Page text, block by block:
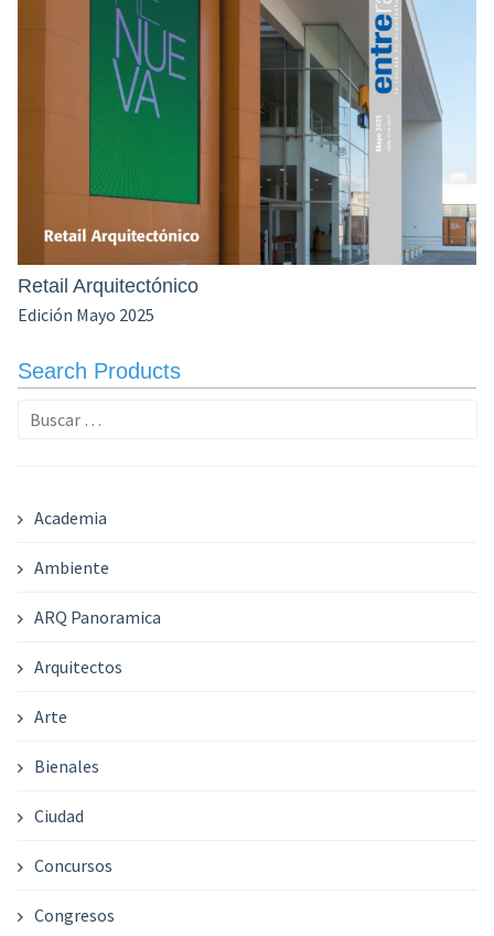
Retail Arquitectónico
Edición Mayo 2025
Search Products
Buscar:
Academia
Ambiente
ARQ Panoramica
Arquitectos
Arte
Bienales
Ciudad
Concursos
Congresos